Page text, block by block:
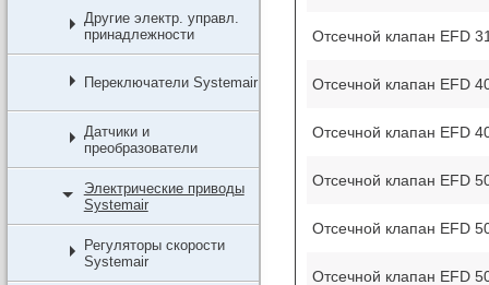
Другие электр. управл.
принадлежности
Переключатели Systemair
Датчики и
преобразователи
Электрические приводы
Systemair
Регуляторы скорости
Systemair
Отсечной клапан EFD
Отсечной клапан EFD
Отсечной клапан EFD
Отсечной клапан EFD
Отсечной клапан EFD
Отсечной клапан EFD